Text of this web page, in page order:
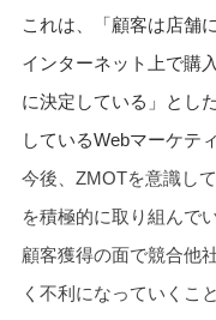
これは、「顧客は店舗
インターネット上で購
に決定している」とし
しているWebマーケテ
今後、ZMOTを意識し
を積極的に取り組んで
顧客獲得の面で競合他
く不利になっていくこ